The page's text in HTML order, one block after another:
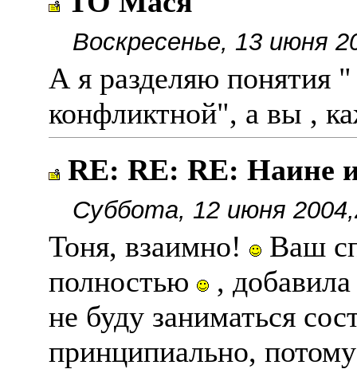
Воскресенье, 13 июня
А я разделяю понятия
конфликтной", а вы ,
RE: RE: RE: Наине
Суббота, 12 июня
Тоня, взаимно!
Ваш
полностью
,
не буду заниматься
принципиально,